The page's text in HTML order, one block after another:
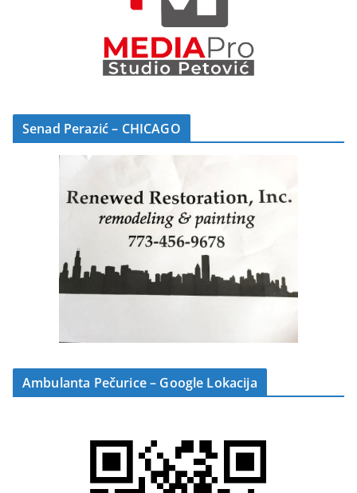
Senad Perazić – CHICAGO
Ambulanta Pečurice – Google Lokacija